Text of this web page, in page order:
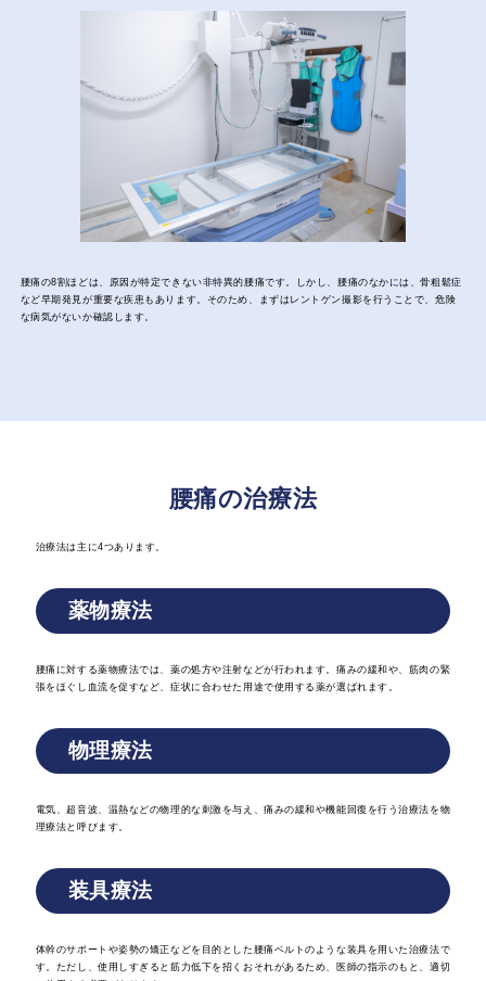
腰痛の8割ほどは、原因が特定できない非特異的腰痛です。しかし、腰痛のなかには、骨粗鬆症
など早期発見が重要な疾患もあります。そのため、まずはレントゲン撮影を行うことで、危険
な病気がないか確認します。
腰痛の治療法
治療法は主に4つあります。
薬物療法
腰痛に対する薬物療法では、薬の処方や注射などが行われます。痛みの緩和や、筋肉の緊
張をほぐし血流を促すなど、症状に合わせた用途で使用する薬が選ばれます。
物理療法
電気、超音波、温熱などの物理的な刺激を与え、痛みの緩和や機能回復を行う治療法を物
理療法と呼びます。
装具療法
体幹のサポートや姿勢の矯正などを目的とした腰痛ベルトのような装具を用いた治療法で
す。ただし、使用しすぎると筋力低下を招くおそれがあるため、医師の指示のもと、適切